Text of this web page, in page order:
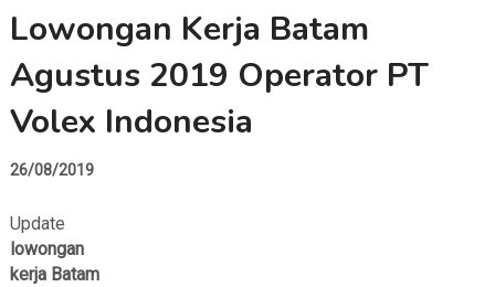
Lowongan Kerja Batam
Agustus 2019 Operator PT
Volex Indonesia
26/08/2019
Update
lowongan
kerja Batam